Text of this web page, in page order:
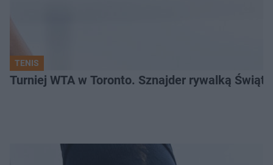
TENIS
Turniej WTA w Toronto. Sznajder rywalką